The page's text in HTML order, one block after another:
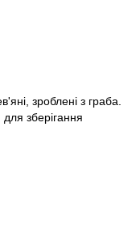
зроблені з граба.
зберігання